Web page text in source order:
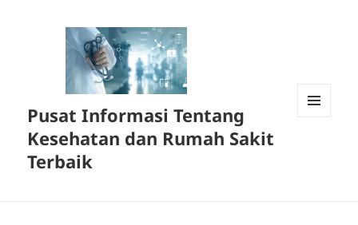
Pusat Informasi Tentang
Kesehatan dan Rumah Sakit
Terbaik